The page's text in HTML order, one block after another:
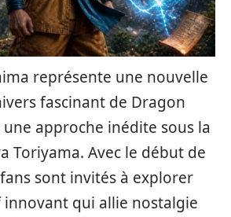
représente une nouvelle
fascinant de Dragon
approche inédite sous la
Toriyama. Avec le début de
sont invités à explorer
qui allie nostalgie